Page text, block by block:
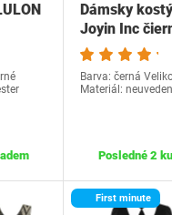
Dámsky
Joyin Inc
Barva: černá
Materiál: neuveden
Posledné 2
First minute